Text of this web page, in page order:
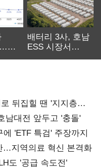
…
배터리 3사, 호남
ESS 시장서
뒤집힐 땐 '지지층
남대전 앞두고 '충돌'
'ETF 특검' 주장까지
…지역의료 혁신 본격화
도 '공급 속도전'